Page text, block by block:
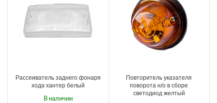
Рассеиватель заднего фонаря
хода хантер белый
В наличии
Повторитель указателя
поворота н/о в сборе
светодиод желтый